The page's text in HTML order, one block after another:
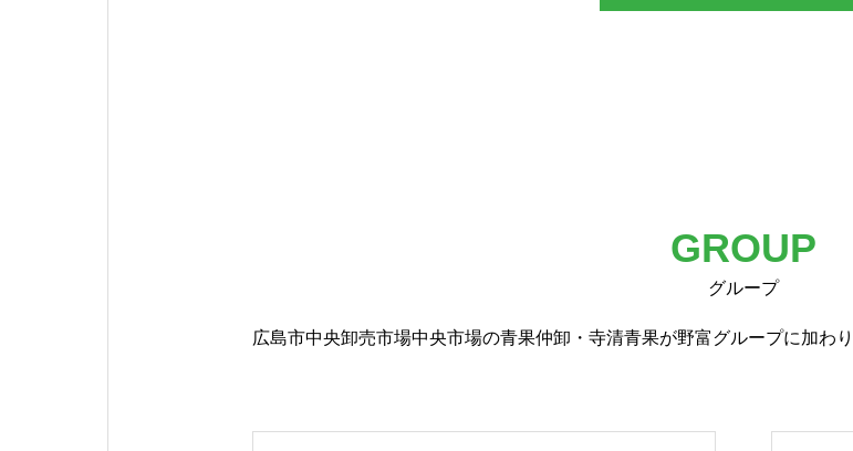
GROUP
グループ
広島市中央卸売市場中央市場の青果仲卸・寺清青果が野富グループに加わり